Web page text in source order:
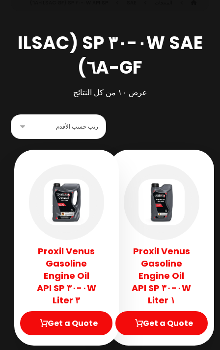
SAE ٠W-٣٠ SP (ILSAC
GF-٦A)
عرض ⁦١٠⁩ من كل النتائج
Proxil Venus
Gasoline
Engine Oil
٠W-٣٠ API SP
١ Liter
Get a Quote
Proxil Venus
Gasoline
Engine Oil
٠W-٣٠ API SP
٣ Liter
Get a Quote